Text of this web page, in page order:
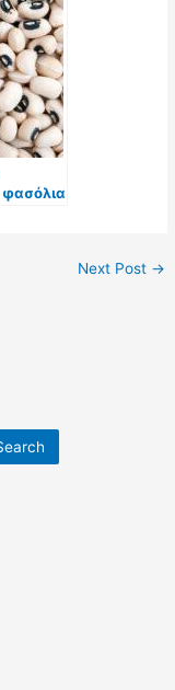
Next Post →